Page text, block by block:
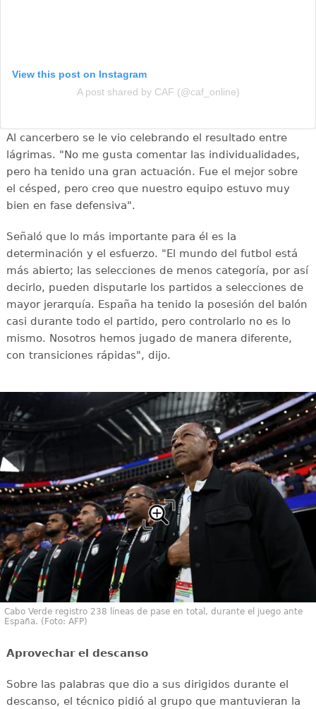
View this post on Instagram
A post shared by CAF (@caf_online)
Al cancerbero se le vio celebrando el resultado entre
lágrimas. "No me gusta comentar las individualidades,
pero ha tenido una gran actuación. Fue el mejor sobre
el césped, pero creo que nuestro equipo estuvo muy
bien en fase defensiva".
Señaló que lo más importante para él es la
determinación y el esfuerzo. "El mundo del futbol está
más abierto; las selecciones de menos categoría, por así
decirlo, pueden disputarle los partidos a selecciones de
mayor jerarquía. España ha tenido la posesión del balón
casi durante todo el partido, pero controlarlo no es lo
mismo. Nosotros hemos jugado de manera diferente,
con transiciones rápidas", dijo.
Cabo Verde registro 238 líneas de pase en total, durante el juego ante
España. (Foto: AFP)
Aprovechar el descanso
Sobre las palabras que dio a sus dirigidos durante el
descanso, el técnico pidió al grupo que mantuvieran la